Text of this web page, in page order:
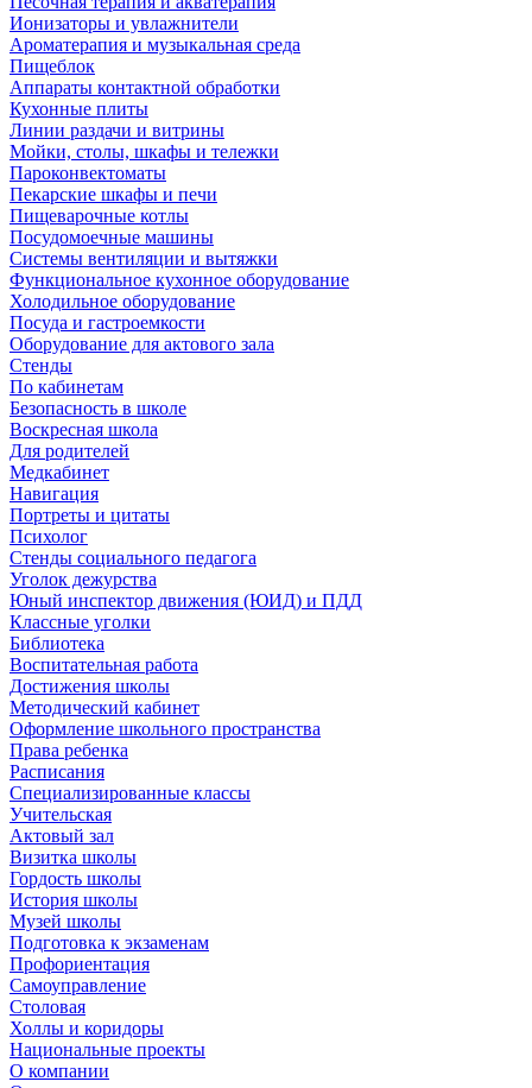
Ионизаторы и увлажнители
Ароматерапия и музыкальная среда
Пищеблок
Аппараты контактной обработки
Кухонные плиты
Линии раздачи и витрины
Мойки, столы, шкафы и тележки
Пароконвектоматы
Пекарские шкафы и печи
Пищеварочные котлы
Посудомоечные машины
Системы вентиляции и вытяжки
Функциональное кухонное оборудование
Холодильное оборудование
Посуда и гастроемкости
Оборудование для актового зала
Стенды
По кабинетам
Безопасность в школе
Воскресная школа
Для родителей
Медкабинет
Навигация
Портреты и цитаты
Психолог
Стенды социального педагога
Уголок дежурства
Юный инспектор движения (ЮИД) и ПДД
Классные уголки
Библиотека
Воспитательная работа
Достижения школы
Методический кабинет
Оформление школьного пространства
Права ребенка
Расписания
Специализированные классы
Учительская
Актовый зал
Визитка школы
Гордость школы
История школы
Музей школы
Подготовка к экзаменам
Профориентация
Самоуправление
Столовая
Холлы и коридоры
Национальные проекты
О компании